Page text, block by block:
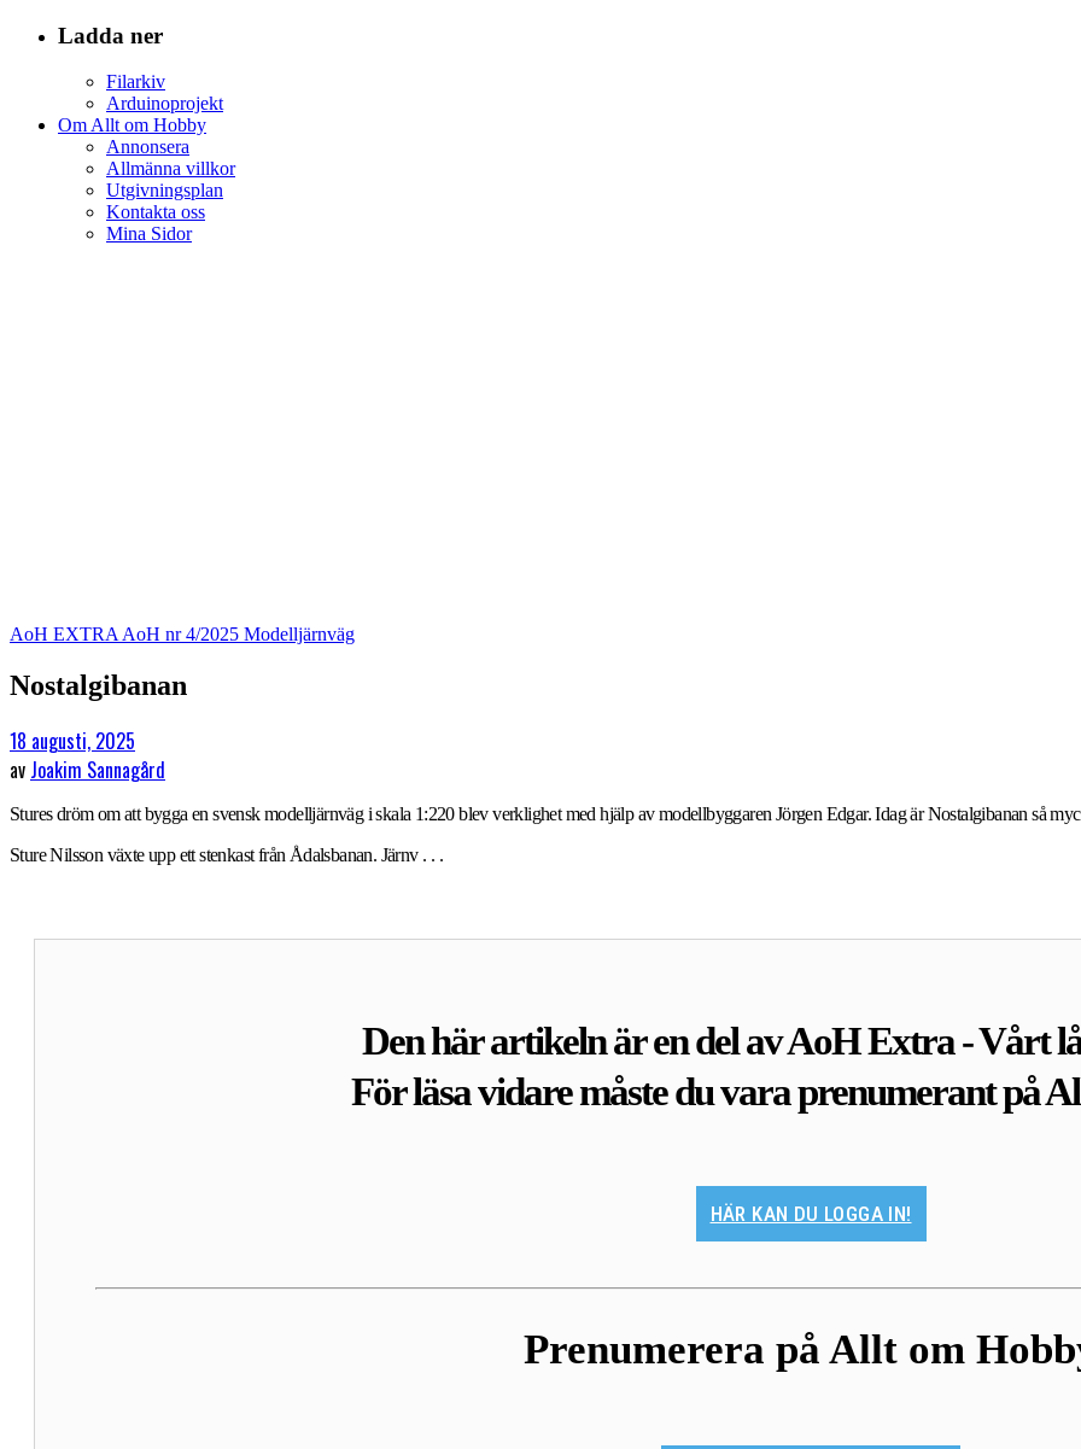
Ladda ner
Filarkiv
Arduinoprojekt
Om Allt om Hobby
Annonsera
Allmänna villkor
Utgivningsplan
Kontakta oss
Mina Sidor
AoH EXTRAAoH nr 4/2025 Modelljärnväg
Nostalgibanan
18 augusti, 2025
av Joakim Sannagård
Stures dröm om att bygga en svensk modelljärnväg i skala 1:220 blev verklighet med hjälp av modellbyggaren Jörgen Edgar. Idag är Nostalgibanan så
Sture Nilsson växte upp ett stenkast från Ådalsbanan. Järnv . . .
Den här artikeln är en del av AoH Extra - Vårt
För läsa vidare måste du vara prenumerant på
HÄR KAN DU LOGGA IN!
Prenumerera på Allt om